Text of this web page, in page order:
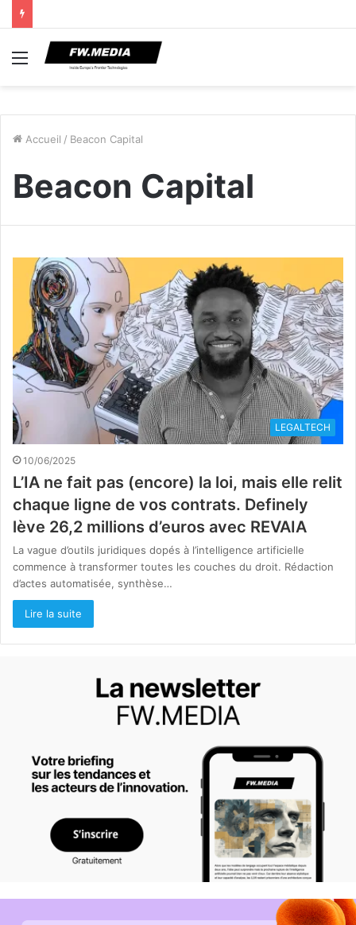
Menu
Accueil / Beacon Capital
Beacon Capital
LEGALTECH
10/06/2025
L’IA ne fait pas (encore) la loi, mais elle relit
chaque ligne de vos contrats. Definely
lève 26,2 millions d’euros avec REVAIA
La vague d’outils juridiques dopés à l’intelligence artificielle
commence à transformer toutes les couches du droit. Rédaction
d’actes automatisée, synthèse…
Lire la suite